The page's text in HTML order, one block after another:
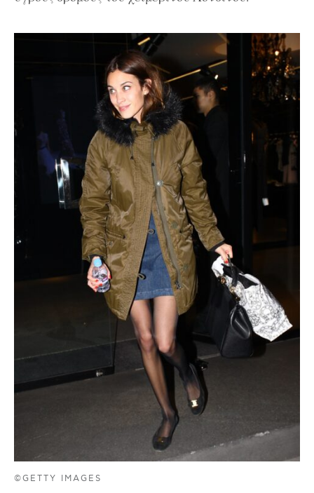
©GETTY IMAGES